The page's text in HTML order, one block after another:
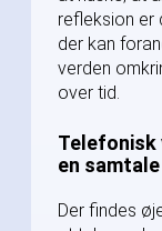
refleksion er
der kan
verden
over tid.
Telefonisk
en samtale
Der findes